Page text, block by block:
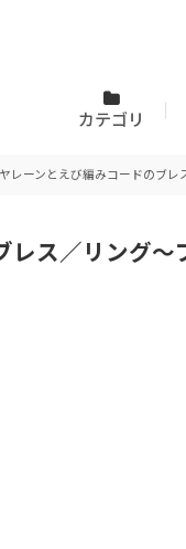
カテゴリ
レーンとえび編みコードのブレ
ス／リング〜